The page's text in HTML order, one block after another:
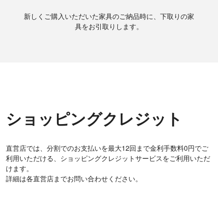
新しくご購入いただいた家具のご納品時に、下取りの家
具をお引取りします。
ショッピングクレジット
直営店では、分割でのお支払いを最大12回まで金利手数料0円でご
利用いただける、ショッピングクレジットサービスをご利用いただ
けます。
詳細は各直営店までお問い合わせください。